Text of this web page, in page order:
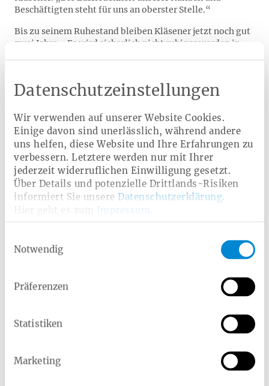
Datenschutzeinstellungen
Wir verwenden auf unserer Website Cookies.
Einige davon sind unerlässlich, während andere
uns helfen, diese Website und Ihre Erfahrungen zu
verbessern. Letztere werden nur mit Ihrer
jederzeit widerruflichen Einwilligung gesetzt.
Über Details und potenzielle Drittlands-Risiken
informiert Sie unsere Datenschutzerklärung.
Impressum
Notwendig
Präferenzen
Statistiken
Marketing
Beschäftigten steht für uns an oberster Stelle.“
Bis zu seinem Ruhestand bleiben Kläsener jetzt noch gut
zwei Jahre. „Es wird sicherlich nicht ruhiger werden in
wird. Und auch für die Weiterentwicklung unserer
Heimat Krankenkasse haben wir uns natürlich noch
einiges vorgenommen.“